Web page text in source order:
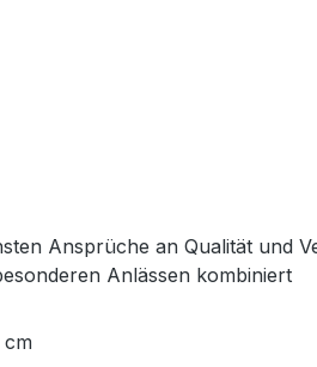
Ansprüche an Qualität und
Anlässen kombiniert